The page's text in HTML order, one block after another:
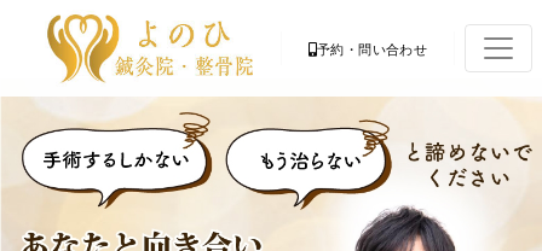
予約・問い合わせ